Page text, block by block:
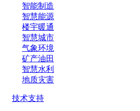
智能制造
智慧能源
楼宇暖通
智慧城市
气象环境
矿产油田
智慧水利
地质灾害
技术支持